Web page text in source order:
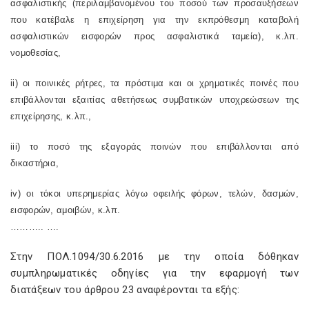
ασφαλιστικής (περιλαμβανομένου του ποσού των προσαυξήσεων
που κατέβαλε η επιχείρηση για την εκπρόθεσμη καταβολή
ασφαλιστικών εισφορών προς ασφαλιστικά ταμεία), κ.λπ.
νομοθεσίας,
ii) οι ποινικές ρήτρες, τα πρόστιμα και οι χρηματικές ποινές που
επιβάλλονται εξαιτίας αθετήσεως συμβατικών υποχρεώσεων της
επιχείρησης, κ.λπ.,
iii) το ποσό της εξαγοράς ποινών που επιβάλλονται από
δικαστήρια,
iv) οι τόκοι υπερημερίας λόγω οφειλής φόρων, τελών, δασμών,
εισφορών, αμοιβών, κ.λπ.
……….. ….
Στην ΠΟΛ.1094/30.6.2016 με την οποία δόθηκαν
συμπληρωματικές οδηγίες για την εφαρμογή των
διατάξεων του άρθρου 23 αναφέρονται τα εξής: